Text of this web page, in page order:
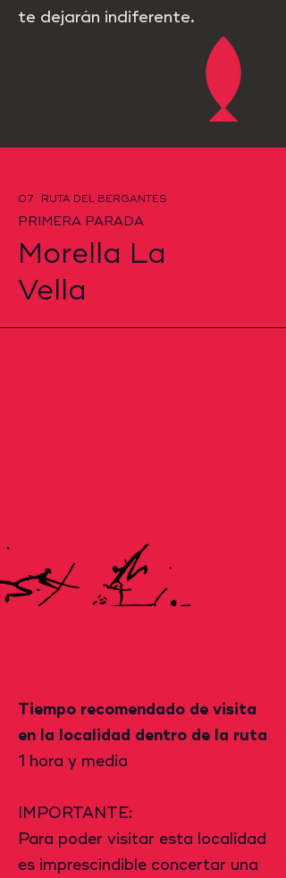
te dejarán indiferente.
07 · RUTA DEL BERGANTES
PRIMERA PARADA
Morella La
Vella
Tiempo recomendado de visita
en la localidad dentro de la ruta
1 hora y media
IMPORTANTE:
Para poder visitar esta localidad
es imprescindible concertar una